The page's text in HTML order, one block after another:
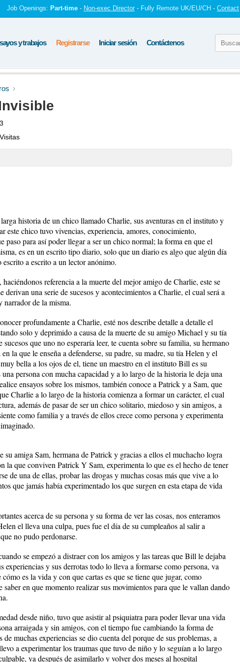
Job Openings: Part-time - Non-exec Director - Fully Remote UK/EU/CH - Contact
y trabajos Registrarse Iniciar sesión Contáctenos
historia de un chico llamado Charlie, sus aventuras en el instituto y
este chico tuvo vivencias, experiencia, amores, conocimiento,
paso para así poder llegar a ser un chico normal; la forma en que el
es en un escrito tipo diario, solo que un diario es algo que algún día
a escrito a un lector anónimo.
referencia a la muerte del mejor amigo de Charlie, este se
derivan una serie de sucesos y acontecimientos a Charlie, el cual será a
narrador de la misma.
profundamente a Charlie, esté nos describe detalle a detalle el
solo y deprimido a causa de la muerte de su amigo Michael y su tía
sucesos que uno no esperaría leer, te cuenta sobre su familia, su hermano
la que le enseña a defenderse, su padre, su madre, su tía Helen y el
bella a los ojos de el, tiene un maestro en el instituto Bill es su
persona con mucha capacidad y a lo largo de la historia le deja una
ensayos sobre los mismos, también conoce a Patrick y a Sam, que
Charlie a lo largo de la historia comienza a formar un carácter, el cual
además de pasar de ser un chico solitario, miedoso y sin amigos, a
como familia y a través de ellos crece como persona y experimenta
su amiga Sam, hermana de Patrick y gracias a ellos el muchacho logra
la que conviven Patrick Y Sam, experimenta lo que es el hecho de tener
de una de ellas, probar las drogas y muchas cosas más que vive a lo
que jamás había experimentado los que surgen en esta etapa de vida
acerca de su persona y su forma de ver las cosas, nos enteramos
el lleva una culpa, pues fue el día de su cumpleaños al salir a
no pudo perdonarse.
se empezó a distraer con los amigos y las tareas que Bill le dejaba
experiencias y sus derrotas todo lo lleva a formarse como persona, va
es la vida y con que cartas es que se tiene que jugar, como
saber en que momento realizar sus movimientos para que le vallan dando
desde niño, tuvo que asistir al psiquiatra para poder llevar una vida
arraigada y sin amigos, con el tiempo fue cambiando la forma de
muchas experiencias se dio cuenta del porque de sus problemas, a
a experimentar los traumas que tuvo de niño y lo seguían a lo largo
ya después de asimilarlo y volver dos meses al hospital